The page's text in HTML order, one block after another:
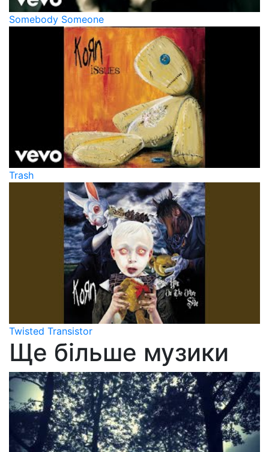
Somebody Someone
Trash
Twisted Transistor
Ще більше музики